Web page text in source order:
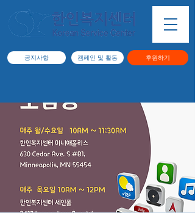
공지사항 캠페인 및 활동 후원하기